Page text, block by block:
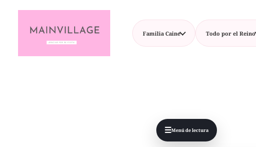
Familia Caine Todo por el Reino
☰Menú de lectura